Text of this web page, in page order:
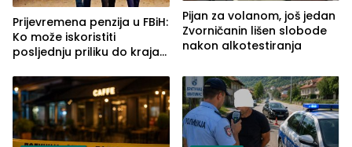
Prijevremena penzija u FBiH:
Ko može iskoristiti
posljednju priliku do kraja
Pijan za volanom, još jedan
Zvorničanin lišen slobode
nakon alkotestiranja